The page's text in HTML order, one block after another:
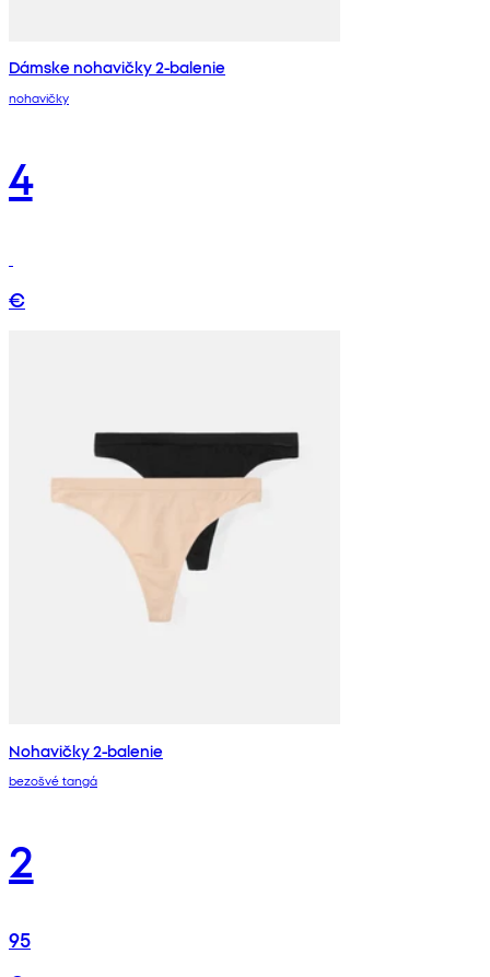
Dámske nohavičky 2-balenie
nohavičky
4
€
Nohavičky 2-balenie
bezošvé tangá
2
95